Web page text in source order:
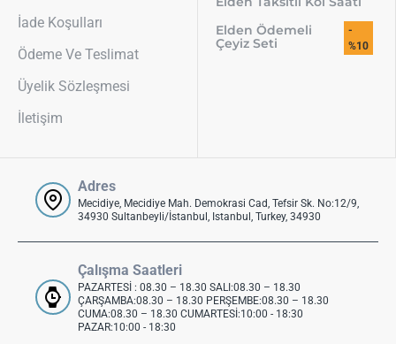
İade Koşulları
Ödeme Ve Teslimat
Üyelik Sözleşmesi
İletişim
Elden Ödemeli
Çeyiz Seti
-
%10
Adres
Mecidiye, Mecidiye Mah. Demokrasi Cad, Tefsir Sk. No:12/9,
34930 Sultanbeyli/İstanbul, Istanbul, Turkey, 34930
Çalışma Saatleri
PAZARTESİ : 08.30 – 18.30 SALI:08.30 – 18.30
ÇARŞAMBA:08.30 – 18.30 PERŞEMBE:08.30 – 18.30
CUMA:08.30 – 18.30 CUMARTESİ:10:00 - 18:30
PAZAR:10:00 - 18:30